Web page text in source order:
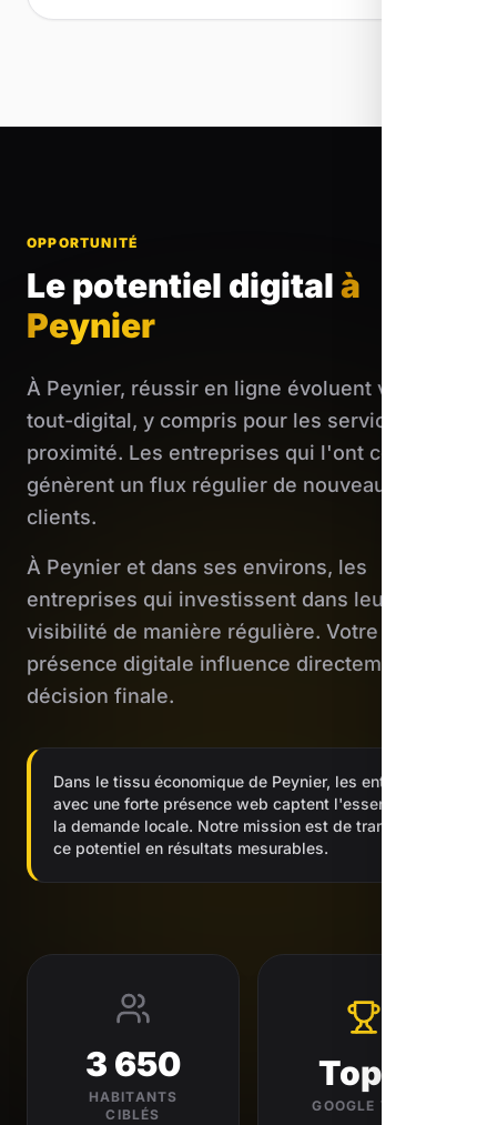
OPPORTUNITÉ
Le potentiel digitalà
Peynier
À Peynier, réussir en ligne évoluent vers le
tout-digital, y compris pour les services de
proximité. Les entreprises qui l'ont compris
génèrent un flux régulier de nouveaux
clients.
À Peynier et dans ses environs, les
entreprises qui investissent dans leur
visibilité de manière régulière. Votre
présence digitale influence directement leur
décision finale.
Dans le tissu économique de Peynier, les entreprises
avec une forte présence web captent l'essentiel de
la demande locale. Notre mission est de transformer
ce potentiel en résultats mesurables.
3 650
HABITANTS
CIBLÉS
Top 3
GOOGLE VISÉ